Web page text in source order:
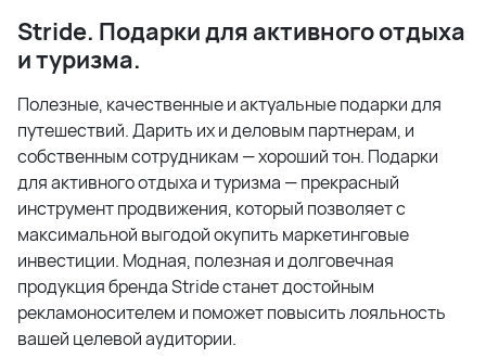
Stride. Подарки для активного отдыха
и туризма.
Полезные, качественные и актуальные подарки для
путешествий. Дарить их и деловым партнерам, и
собственным сотрудникам — хороший тон. Подарки
для активного отдыха и туризма — прекрасный
инструмент продвижения, который позволяет с
максимальной выгодой окупить маркетинговые
инвестиции. Модная, полезная и долговечная
продукция бренда Stride станет достойным
рекламоносителем и поможет повысить лояльность
вашей целевой аудитории.